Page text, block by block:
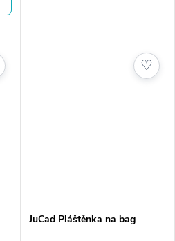
JuCad Pláštěnka na bag
♡